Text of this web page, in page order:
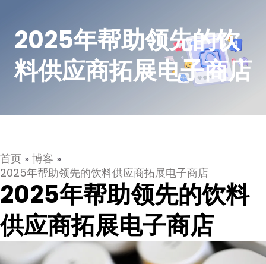
2025年帮助领先的饮
料供应商拓展电子商店
首页 » 博客 »
2025年帮助领先的饮料供应商拓展电子商店
2025年帮助领先的饮料
供应商拓展电子商店